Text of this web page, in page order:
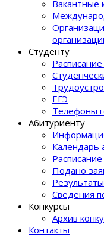
Вакантные
Студенту
ЕГЭ
Телефоны
Абитуриенту
Календарь
Подано
Сведения
Конкурсы
Архив
Контакты